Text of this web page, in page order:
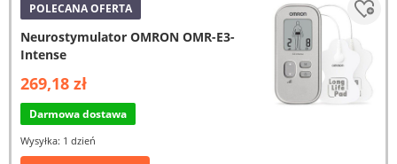
POLECANA OFERTA
Neurostymulator OMRON OMR-E3-
Intense
269,18 zł
Darmowa dostawa
Wysyłka: 1 dzień